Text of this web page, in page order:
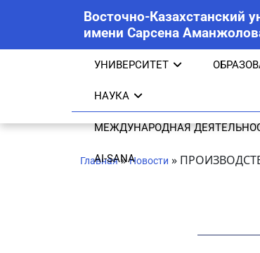
Восточно-Казахстанский
имени Сарсена
УНИВЕРСИТЕТ
НАУКА
МЕЖДУНАРОДНАЯ
AI-SANA
Главная»Новости »